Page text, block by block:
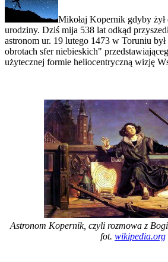
Mikołaj Kopernik gdyby żył
urodziny. Dziś mija 538 lat odkąd
astronom ur. 19 lutego 1473 w Toruniu był
obrotach sfer niebieskich"
użytecznej formie heliocentryczną wizję
Astronom Kopernik, czyli rozmowa z
fot. wikipedia.org